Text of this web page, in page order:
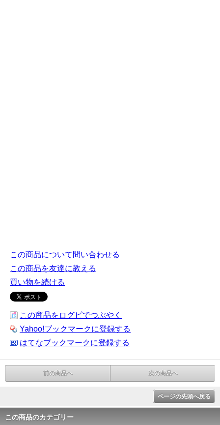
この商品について問い合わせる
この商品を友達に教える
買い物を続ける
この商品をログピでつぶやく
Yahoo!ブックマークに登録する
はてなブックマークに登録する
前の商品へ 次の商品へ
ページの先頭へ戻る
この商品のカテゴリー